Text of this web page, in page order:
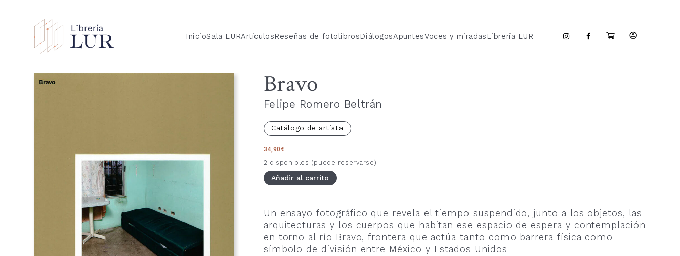
InicioSala LURArtículosReseñas de fotolibrosDiálogosApuntesVoces y miradasLibrería LUR
Bravo
Felipe Romero Beltrán
Catálogo de artista
34,90€
2 disponibles (puede reservarse)
Añadir al carrito
Un ensayo fotográfico que revela el tiempo suspendido, junto a los objetos, las
arquitecturas y los cuerpos que habitan ese espacio de espera y contemplación
en torno al río Bravo, frontera que actúa tanto como barrera física como
símbolo de división entre México y Estados Unidos